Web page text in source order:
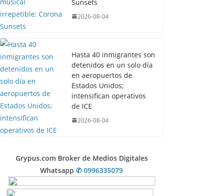
Sunsets
2026-08-04
Hasta 40 inmigrantes son
detenidos en un solo día
en aeropuertos de
Estados Unidos;
intensifican operativos
de ICE
2026-08-04
Grypus.com Broker de Medios Digitales
Whatsapp ✆ 0996335079